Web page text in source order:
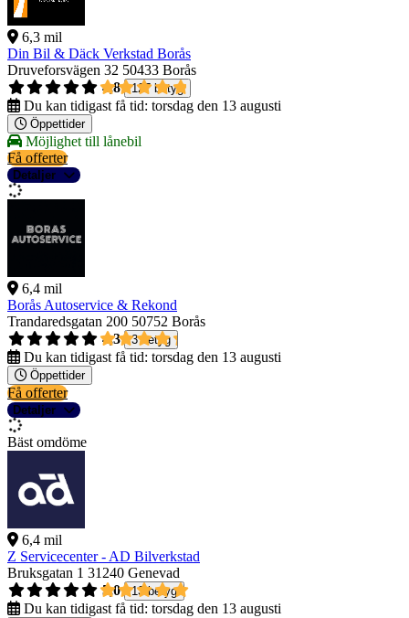
6,3 mil
Din Bil & Däck Verkstad Borås
Druveforsvägen 32 50433 Borås
4,8
127 betyg
Du kan tidigast få tid: torsdag den 13 augusti
Öppettider
Möjlighet till lånebil
Få offerter
Detaljer
6,4 mil
Borås Autoservice & Rekond
Trandaredsgatan 200 50752 Borås
4,3
3 betyg
Du kan tidigast få tid: torsdag den 13 augusti
Öppettider
Få offerter
Detaljer
Bäst omdöme
6,4 mil
Z Servicecenter - AD Bilverkstad
Bruksgatan 1 31240 Genevad
5,0
13 betyg
Du kan tidigast få tid: torsdag den 13 augusti